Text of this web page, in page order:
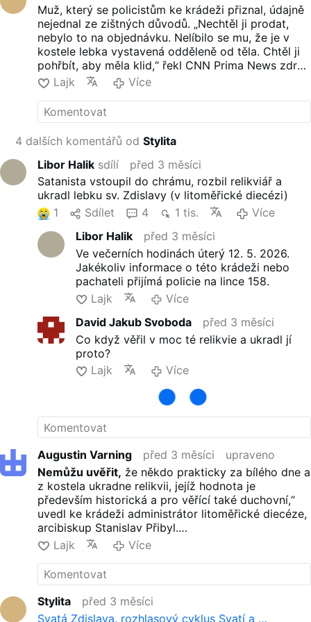
Muž, který se policistům ke krádeži přiznal, údajně
nejednal ze zištných důvodů. „Nechtěl ji prodat,
nebylo to na objednávku. Nelíbilo se mu, že je v
kostele lebka vystavená odděleně od těla. Chtěl ji
pohřbít, aby měla klid,“ řekl CNN Prima News zdroj
blízký vyšetřování. To už ale nestihl, policisté si pro
něj přišli a on jim prozradil, kde lebku skrývá.
„Podařilo se jim získat informace o místě, kde se
vzácná relikvie nachází, ještě před tím, než
podezřelý stačil dokončit svůj plán,“ uvedla už ve
čtvrtek večer Ivana Baláková, mluvčí PČR
Libereckého kraje.
Zloděj je teď v cele předběžného zadržení. „Stále
probíhají úkony trestního řízení. Zatím není jasné,
zda budeme podávat žádost o vzetí do vazby
nebo bude propuštěn ze zadržení. To bychom měli
vědět během pátku,“ řekla CNN Prima News státní
zástupkyně Klapková.
EXKLUZIVNĚ: Kriminalisté našli lebku svaté …
Lajk Více
4 dalších komentářů odStylita
Libor Halik sdílí
před 3 měsíci
Satanista vstoupil do chrámu, rozbil relikviář a
ukradl lebku sv. Zdislavy (v litoměřické diecézi)
1
Sdílet 4 1 tis.
Více
Libor Halik
před 3 měsíci
Ve večerních hodinách úterý 12. 5. 2026.
Jakékoliv informace o této krádeži nebo
pachateli přijímá policie na lince 158.
Lajk
Více
David Jakub Svoboda
před 3 měsíci
Co když věřil v moc té relikvie a ukradl jí
proto?
Lajk
Více
Augustin Varning před 3 měsíci
upraveno
Nemůžu uvěřit, že někdo prakticky za bílého dne a
z kostela ukradne relikvii, jejíž hodnota je
především historická a pro věřící také duchovní,“
uvedl ke krádeži administrátor litoměřické diecéze,
arcibiskup Stanislav Přibyl.
Vôbec, ale že vôbec sa nečudujem vyjadreniam
Stanislava P.
Títo ludia si sami nevážia to, čo je v chráme a ani
samotný chrám, ked ponechavaju kostol otvorený
a bez stráže. Nie lenže ponechavaju
Lajk Více
Stylita
před 3 měsíci
Svatá Zdislava. rozhlasový cyklus Svatí a …